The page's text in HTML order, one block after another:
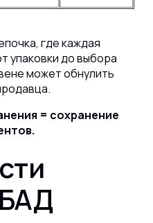
где каждая
упаковки до выбора
может обнулить
= сохранение